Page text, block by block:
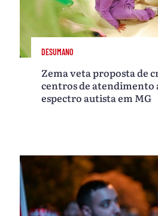
DESUMANO
Zema veta proposta de
centros de atendimento
espectro autista em MG